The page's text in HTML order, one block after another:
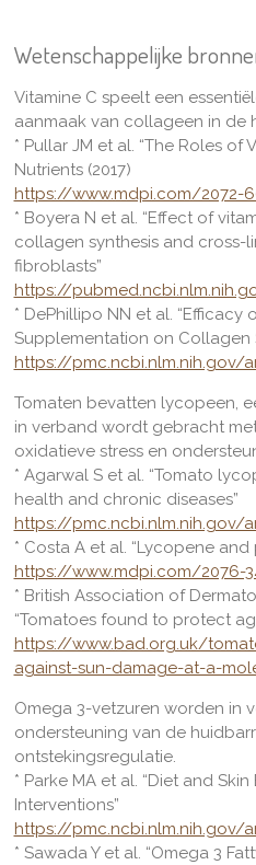
Wetenschappelijke
Vitamine C speelt een
aanmaak van collageen in de
* Pullar JM et al. “The Roles of
Nutrients (2017)
https://www.mdpi.com/
* Boyera N et al. “Effect of
collagen synthesis and cross-
fibroblasts”
https://
* DePhillipo NN et al. “Efficacy
Supplementation on Collagen
https://pmc.ncbi.nlm.nih.gov/
Tomaten bevatten lycopeen,
in verband wordt gebracht
oxidatieve stress en
* Agarwal S et al. “Tomato
health and chronic diseases”
https://pmc.ncbi.nlm.nih.gov/
* Costa A et al. “Lycopene
https://www.mdpi.com/2076-
* British Association of
“Tomatoes found to protect
https://www.bad.org.uk/
against-sun-damage-at-a-
Omega 3-vetzuren worden in
ondersteuning van de
ontstekingsregulatie.
* Parke MA et al. “Diet and
Interventions”
https://pmc.ncbi.nlm.nih.gov/
* Sawada Y et al. “Omega 3